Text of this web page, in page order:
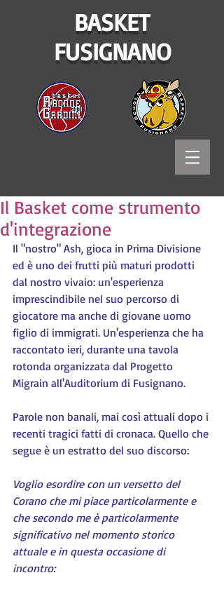
BASKET
FUSIGNANO
Il Basket come strumento
d'integrazione
Il "nostro" Ash, gioca in Prima Divisione
ed è uno dei frutti più maturi prodotti
dal nostro vivaio: un'esperienza
imprescindibile nel suo percorso di
giocatore ma anche di giovane uomo
figlio di immigrati. Un'esperienza che ha
raccontato ieri, durante una tavola
rotonda organizzata dal Progetto
Migrain all'Auditorium di Fusignano.
Parole non banali, mai così attuali dopo i
recenti tragici fatti di cronaca. Quello che
segue è un estratto del suo discorso:
Voglio esordire con un versetto del
Corano che mi piace particolarmente e
che secondo me è particolarmente
significativo nel momento storico
attuale e in questa occasione di
incontro: